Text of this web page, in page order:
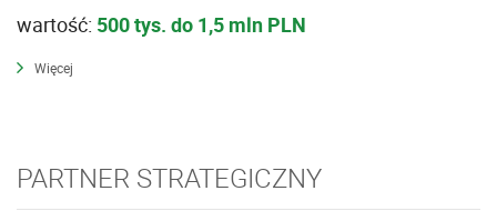
wartość: 500 tys. do 1,5 mln PLN
Więcej
PARTNER STRATEGICZNY